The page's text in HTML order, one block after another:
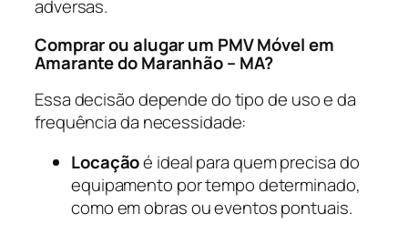
adversas.
Comprar ou alugar um PMV Móvel em
Amarante do Maranhão – MA?
Essa decisão depende do tipo de uso e da
frequência da necessidade:
Locaçãoé ideal para quem precisa do
equipamento por tempo determinado,
como em obras ou eventos pontuais.